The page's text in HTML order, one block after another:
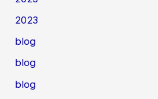
2023
blog
blog
blog